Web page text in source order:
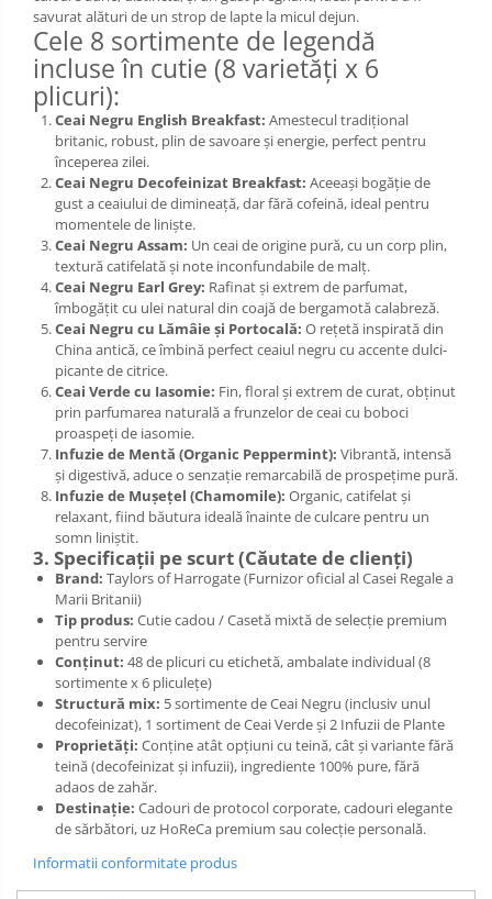
savurat alături de un strop de lapte la micul dejun.
Cele 8 sortimente de legendă
incluse în cutie (8 varietăți x 6
plicuri):
Ceai Negru English Breakfast: Amestecul tradițional
britanic, robust, plin de savoare și energie, perfect pentru
începerea zilei.
Ceai Negru Decofeinizat Breakfast: Aceeași bogăție de
gust a ceaiului de dimineață, dar fără cofeină, ideal pentru
momentele de liniște.
Ceai Negru Assam: Un ceai de origine pură, cu un corp plin,
textură catifelată și note inconfundabile de malț.
Ceai Negru Earl Grey: Rafinat și extrem de parfumat,
îmbogățit cu ulei natural din coajă de bergamotă calabreză.
Ceai Negru cu Lămâie și Portocală: O rețetă inspirată din
China antică, ce îmbină perfect ceaiul negru cu accente dulci-
picante de citrice.
Ceai Verde cu Iasomie: Fin, floral și extrem de curat, obținut
prin parfumarea naturală a frunzelor de ceai cu boboci
proaspeți de iasomie.
Infuzie de Mentă (Organic Peppermint): Vibrantă, intensă
și digestivă, aduce o senzație remarcabilă de prospețime pură.
Infuzie de Mușețel (Chamomile): Organic, catifelat și
relaxant, fiind băutura ideală înainte de culcare pentru un
somn liniștit.
3. Specificații pe scurt (Căutate de clienți)
Brand: Taylors of Harrogate (Furnizor oficial al Casei Regale a
Marii Britanii)
Tip produs: Cutie cadou / Casetă mixtă de selecție premium
pentru servire
Conținut: 48 de plicuri cu etichetă, ambalate individual (8
sortimente x 6 pliculețe)
Structură mix: 5 sortimente de Ceai Negru (inclusiv unul
decofeinizat), 1 sortiment de Ceai Verde și 2 Infuzii de Plante
Proprietăți: Conține atât opțiuni cu teină, cât și variante fără
teină (decofeinizat și infuzii), ingrediente 100% pure, fără
adaos de zahăr.
Destinație: Cadouri de protocol corporate, cadouri elegante
de sărbători, uz HoReCa premium sau colecție personală.
Informatii conformitate produs